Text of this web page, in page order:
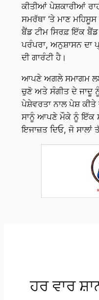
ਕੀਤੀਆਂ ਪੇਸ਼ਕਾਰੀਆਂ
ਸਮਰੱਥਾ ‘ਤੇ ਮਾਣ
ਬੈਂਡ ਟੀਮ ਸਿਰਫ਼ ਇੱਕ ਬੈਂਡ
ਪਰੰਪਰਾ, ਅਨੁਸ਼ਾਸਨ
ਦੀ ਗਾਰੰਟੀ ਹੈ।
ਆਪਣੇ ਅਗਲੇ ਸਮਾਗਮ
ਚੁਣੋ ਅਤੇ ਸੰਗੀਤ ਦੇ ਜਾਦੂ
ਪੇਸ਼ੇਵਰਤਾ ਨਾਲ ਪੇਸ਼ ਕੀਤੇ
ਸਾਨੂੰ ਆਪਣੇ ਮੌਕੇ ਨੂੰ ਇੱਕ
ਇਜਾਜ਼ਤ ਦਿਓ, ਜੋ ਸਾਲਾਂ
ਹਰ ਵਾਰ